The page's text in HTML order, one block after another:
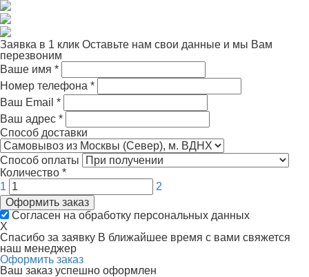
Заявка в 1 клик Оставьте нам свои данные и мы Вам
перезвоним
Ваше имя *
Номер телефона *
Ваш Email *
Ваш адрес *
Способ доставки
Способ оплаты
Количество *
1
2
Оформить заказ
Согласен на обработку персональных данных
X
Спасибо за заявку В ближайшее время с вами свяжется
наш менеджер
Оформить заказ
Ваш заказ успешно оформлен